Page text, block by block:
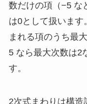
数だけの項（−5 な
は0として扱いま
まれる項のうち最
5 なら最大次数は2
す。
2次式まわりは構造